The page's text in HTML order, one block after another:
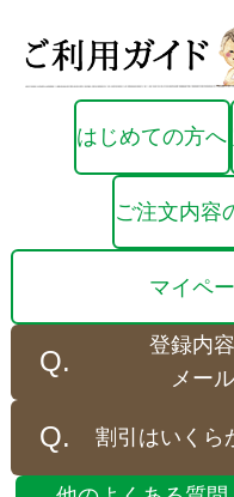
はじめての方へ
ご注文内容
マイペ
登録内
メー
割引はいくら